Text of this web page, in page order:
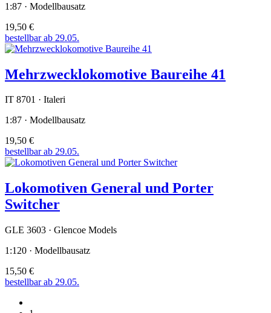
1:87 · Modellbausatz
19,50 €
bestellbar ab 29.05.
Mehrzwecklokomotive Baureihe 41
IT 8701 · Italeri
1:87 · Modellbausatz
19,50 €
bestellbar ab 29.05.
Lokomotiven General und Porter
Switcher
GLE 3603 · Glencoe Models
1:120 · Modellbausatz
15,50 €
bestellbar ab 29.05.